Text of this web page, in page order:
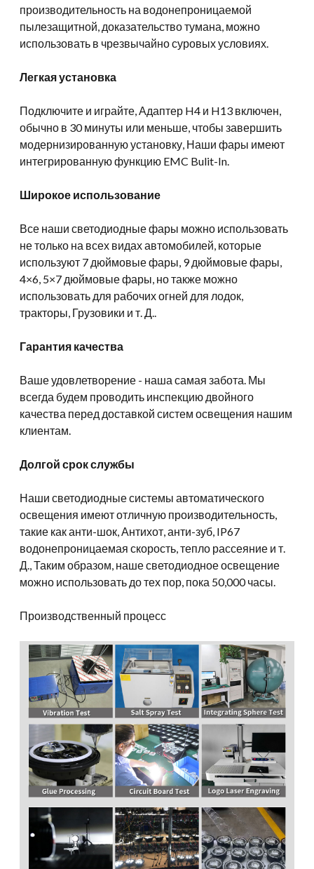
производительность на водонепроницаемой
пылезащитной, доказательство тумана, можно
использовать в чрезвычайно суровых условиях.
Легкая установка
Подключите и играйте, Адаптер H4 и H13 включен,
обычно в 30 минуты или меньше, чтобы завершить
модернизированную установку, Наши фары имеют
интегрированную функцию EMC Bulit-In.
Широкое использование
Все наши светодиодные фары можно использовать
не только на всех видах автомобилей, которые
используют 7 дюймовые фары, 9 дюймовые фары,
4×6, 5×7 дюймовые фары, но также можно
использовать для рабочих огней для лодок,
тракторы, Грузовики и т. Д..
Гарантия качества
Ваше удовлетворение - наша самая забота. Мы
всегда будем проводить инспекцию двойного
качества перед доставкой систем освещения нашим
клиентам.
Долгой срок службы
Наши светодиодные системы автоматического
освещения имеют отличную производительность,
такие как анти-шок, Антихот, анти-зуб, IP67
водонепроницаемая скорость, тепло рассеяние и т.
Д., Таким образом, наше светодиодное освещение
можно использовать до тех пор, пока 50,000 часы.
Производственный процесс